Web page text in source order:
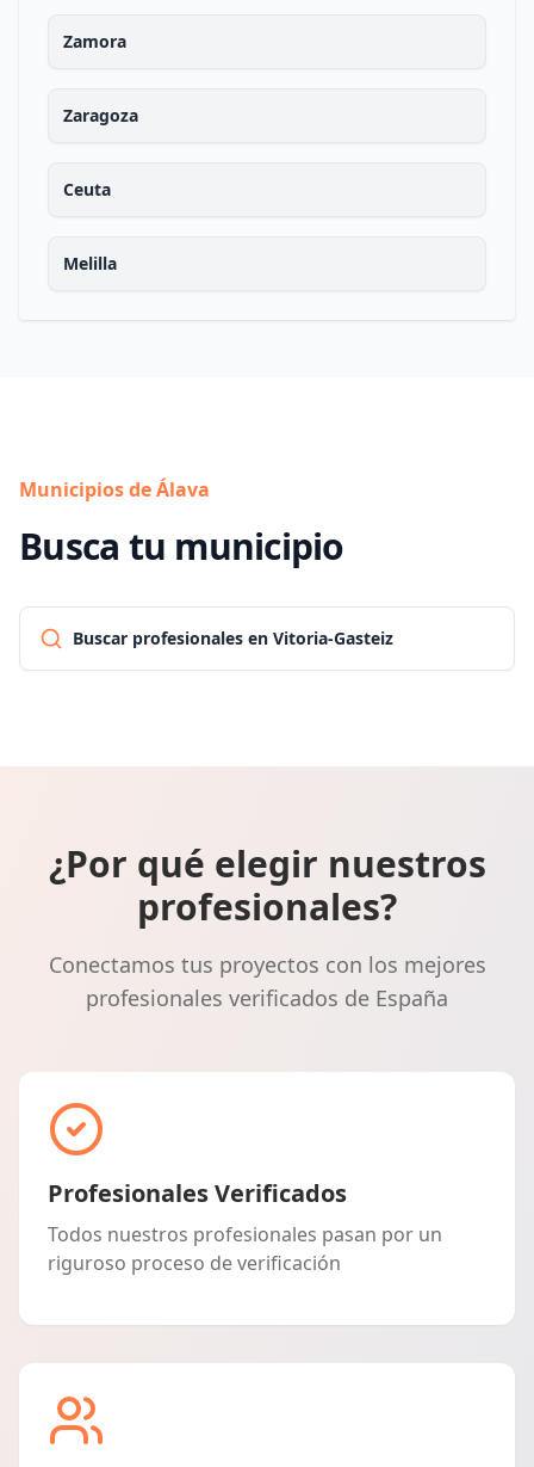
Zamora
Zaragoza
Ceuta
Melilla
Municipios de Álava
Busca tu municipio
Buscar profesionales en Vitoria-Gasteiz
¿Por qué elegir nuestros
profesionales?
Conectamos tus proyectos con los mejores
profesionales verificados de España
Profesionales Verificados
Todos nuestros profesionales pasan por un
riguroso proceso de verificación